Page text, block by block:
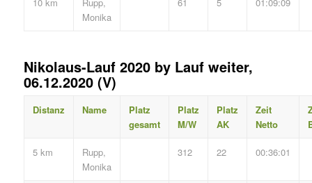
10 km
Rupp,
Monika
61 5 01:09:09
Nikolaus-Lauf 2020 by Lauf weiter,
06.12.2020 (V)
Distanz Name
Platz
gesamt
Platz
M/W
Platz
AK
Zeit
Netto
5 km
Rupp,
Monika
312 22 00:36:01